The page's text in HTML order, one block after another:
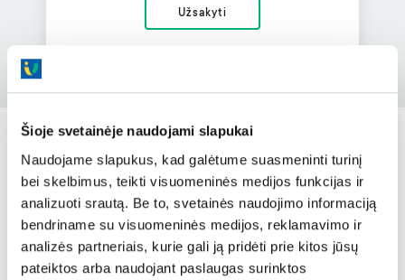
Šioje svetainėje naudojami slapukai
Naudojame slapukus, kad galėtume suasmeninti turinį
bei skelbimus, teikti visuomeninės medijos funkcijas ir
analizuoti srautą. Be to, svetainės naudojimo informaciją
bendriname su visuomeninės medijos, reklamavimo ir
analizės partneriais, kurie gali ją pridėti prie kitos jūsų
pateiktos arba naudojant paslaugas surinktos
Užsakyti
Rinkos lyderė Daugiau nei 20 metų patirtis